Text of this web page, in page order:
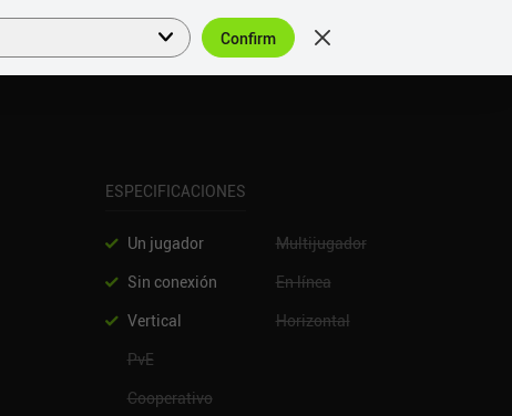
ES
ESPECIFICACIONES
Un jugador
Multijugador
Sin conexión
En línea
Vertical
Horizontal
PvE
Cooperativo
Confirm